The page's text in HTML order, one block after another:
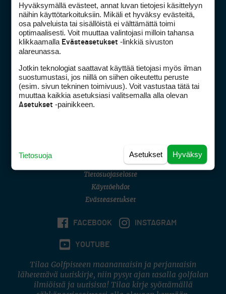
Golfpiste mediakortti
Golfpisteen yhteystiedot
DSA avoimuusraportti
Asiakaspalvelu
(digi) digi@otavamedia.fi
Tietosuojaseloste
Käyttöehdot
Evästeasetukset
FACEBOOK INSTAGRAM
YOUTUBE
Tilaa Golfpisteen maanantaisin ja perjantaisin
lähetettävä uutiskirje, niin pysyt ajan tasalla golfalan
ilmiöistä ja uutisista! Tilaa kirje syöttämällä
Hyväksymällä evästeet, annat luvan tietojesi käsittelyyn
näihin käyttötarkoituksiin. Mikäli et hyväksy evästeitä,
osa palveluista tai sisällöistä ei välttämättä toimi
optimaalisesti. Voit muuttaa valintojasi milloin tahansa
klikkaamalla Evästeasetukset -linkkiä sivuston
alareunassa.
Jotkin teknologiat saattavat käyttää tietojasi myös ilman
suostumustasi, jos niillä on siihen oikeutettu peruste
(esim. sivun tekninen toimivuus). Voit vastustaa tätä tai
muuttaa kaikkia asetuksiasi valitsemalla alla olevan
Asetukset -painikkeen.
Hyväksy
Asetukset
Tietosuoja